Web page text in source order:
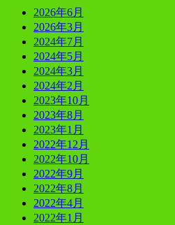
2026年6月
2026年3月
2024年7月
2024年5月
2024年3月
2024年2月
2023年10月
2023年8月
2023年1月
2022年12月
2022年10月
2022年9月
2022年8月
2022年4月
2022年1月